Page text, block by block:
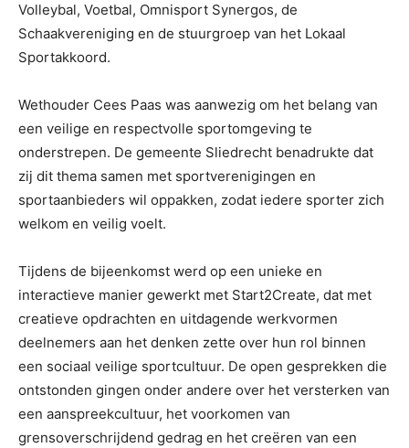
Volleybal, Voetbal, Omnisport Synergos, de
Schaakvereniging en de stuurgroep van het Lokaal
Sportakkoord.
Wethouder Cees Paas was aanwezig om het belang van
een veilige en respectvolle sportomgeving te
onderstrepen. De gemeente Sliedrecht benadrukte dat
zij dit thema samen met sportverenigingen en
sportaanbieders wil oppakken, zodat iedere sporter zich
welkom en veilig voelt.
Tijdens de bijeenkomst werd op een unieke en
interactieve manier gewerkt met Start2Create, dat met
creatieve opdrachten en uitdagende werkvormen
deelnemers aan het denken zette over hun rol binnen
een sociaal veilige sportcultuur. De open gesprekken die
ontstonden gingen onder andere over het versterken van
een aanspreekcultuur, het voorkomen van
grensoverschrijdend gedrag en het creëren van een